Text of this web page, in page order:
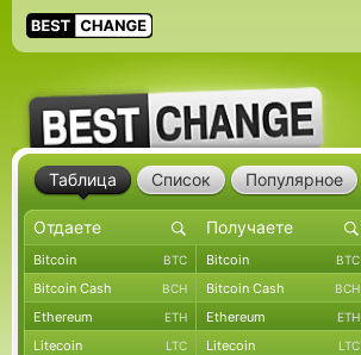
Таблица Список Популярное
Bitcoin BTC Bitcoin BTC
Bitcoin Cash BCH Bitcoin Cash BCH
Ethereum ETH Ethereum ETH
Litecoin LTC Litecoin LTC